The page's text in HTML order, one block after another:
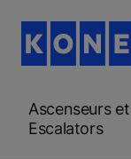
Ascenseurs et
Escalators